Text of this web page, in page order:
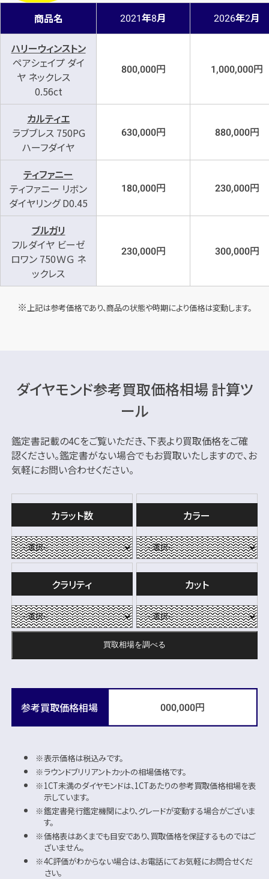
商品名 2021年8月 2026年2月
ハリーウィンストン
ペアシェイプ ダイ
ヤ ネックレス
0.56ct
800,000円 1,000,000円
カルティエ
ラブブレス 750PG
ハーフダイヤ
630,000円 880,000円
ティファニー
ティファニー リボン
ダイヤリング D0.45
180,000円 230,000円
ブルガリ
フルダイヤ ビーゼ
ロワン 750ＷＧ ネ
ックレス
230,000円 300,000円
上記は参考価格であり、商品の状態や時期により価格は変動します。
ダイヤモンド参考買取価格相場 計算ツ
ール
鑑定書記載の4Cをご覧いただき、下表より買取価格をご確
認ください。鑑定書がない場合でもお買取いたしますので、お
気軽にお問い合わせください。
カラット数 カラー
クラリティ カット
買取相場を調べる
参考買取価格相場 000,000円
表示価格は税込みです。
ラウンドブリリアントカットの相場価格です。
1CT未満のダイヤモンドは、1CTあたりの参考買取価格相場を表
示しています。
鑑定書発行鑑定機関により、グレードが変動する場合がございま
す。
価格表はあくまでも目安であり、買取価格を保証するものではご
ざいません。
4C評価がわからない場合は、お電話にてお気軽にお問合せくだ
さい。